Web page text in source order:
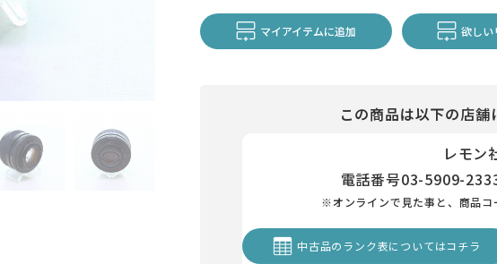
マイアイテムに追加 欲しい
この商品は以下の店
レモン
電話番号03-5909-
※オンラインで見た事と、商品コ
中古品のランク表についてはコチラ